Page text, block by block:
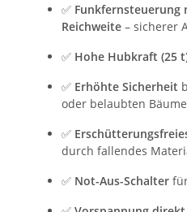
✅ Funkfernsteuerung
Reichweite – sicherer
✅ Hohe Hubkraft (25
✅ Erhöhte Sicherheit
oder belaubten
✅
durch fallendes
✅ Not-Aus-Schalter